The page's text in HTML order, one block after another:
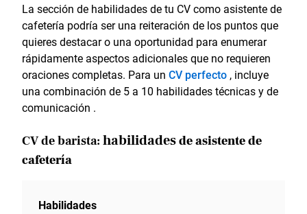
La sección de habilidades de tu CV como asistente de
cafetería podría ser una reiteración de los puntos que
quieres destacar o una oportunidad para enumerar
rápidamente aspectos adicionales que no requieren
oraciones completas. Para un CV perfecto , incluye
una combinación de 5 a 10 habilidades técnicas y de
comunicación .
CV de barista: habilidadesde asistente de
cafetería
Habilidades